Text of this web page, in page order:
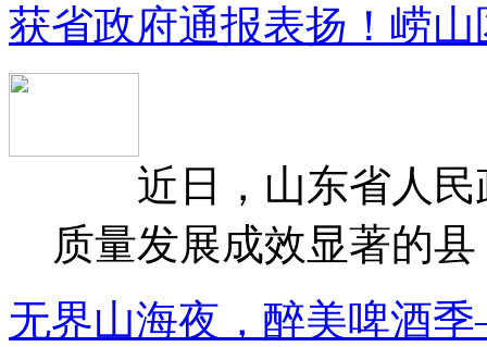
获省政府通报表扬！崂
近日，山东省人民
质量发展成效显著的
无界山海夜，醉美啤酒